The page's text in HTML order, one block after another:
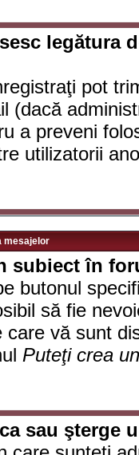
legătura
pot
(dacă
a preveni
utilizatorii
mesajelor
subiect în
butonul
să fie
care vă sunt
Puteţi crea
sau şterge